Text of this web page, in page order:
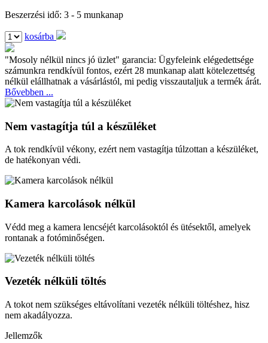
Beszerzési idő: 3 - 5 munkanap
kosárba
"Mosoly nélkül nincs jó üzlet" garancia: Ügyfeleink elégedettsége
számunkra rendkívül fontos, ezért 28 munkanap alatt kötelezettség
nélkül elállhatnak a vásárlástól, mi pedig visszautaljuk a termék árát.
Bővebben ...
Nem vastagítja túl a készüléket
A tok rendkívül vékony, ezért nem vastagítja túlzottan a készüléket,
de hatékonyan védi.
Kamera karcolások nélkül
Védd meg a kamera lencséjét karcolásoktól és ütésektől, amelyek
rontanak a fotóminőségen.
Vezeték nélküli töltés
A tokot nem szükséges eltávolítani vezeték nélküli töltéshez, hisz
nem akadályozza.
Jellemzők